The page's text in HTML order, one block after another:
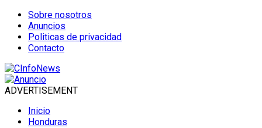
Sobre nosotros
Anuncios
Politicas de privacidad
Contacto
ADVERTISEMENT
Inicio
Honduras